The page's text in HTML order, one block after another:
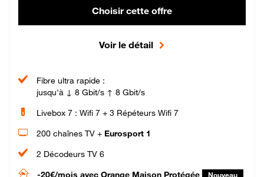
Choisir cette offre
Voir le détail
Fibre ultra rapide :
jusqu'à ↓ 8 Gbit/s ↑ 8 Gbit/s
Livebox 7 : Wifi 7 + 3 Répéteurs Wifi 7
200 chaînes TV + Eurosport 1
2 Décodeurs TV 6
-20€/mois avec Orange Maison Protégée Nouveau